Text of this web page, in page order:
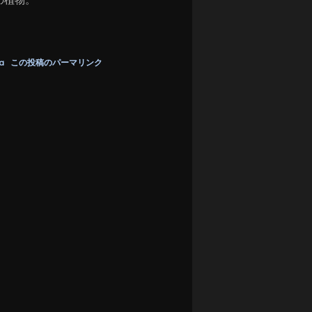
この投稿のパーマリンク